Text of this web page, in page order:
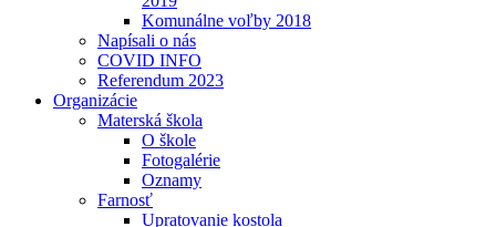
Komunálne voľby 2018
Napísali o nás
COVID INFO
Referendum 2023
Organizácie
Materská škola
O škole
Fotogalérie
Oznamy
Farnosť
Upratovanie kostola